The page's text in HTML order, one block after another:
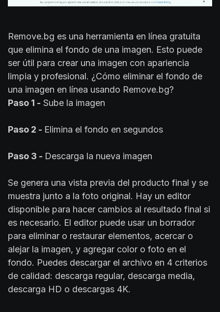
Remove.bg es una herramienta en línea gratuita
que elimina el fondo de una imagen. Esto puede
ser útil para crear una imagen con apariencia
limpia y profesional. ¿Cómo eliminar el fondo de
una imagen en línea usando Remove.bg?
Paso 1 - Sube la imagen
Paso 2 - Elimina el fondo en segundos
Paso 3 - Descarga la nueva imagen
Se genera una vista previa del producto final y se
muestra junto a la foto original. Hay un editor
disponible para hacer cambios al resultado final si
es necesario. El editor puede usar un borrador
para eliminar o restaurar elementos, acercar o
alejar la imagen, y agregar color o foto en el
fondo. Puedes descargar el archivo en 4 criterios
de calidad: descarga regular, descarga media,
descarga HD o descargas 4K.